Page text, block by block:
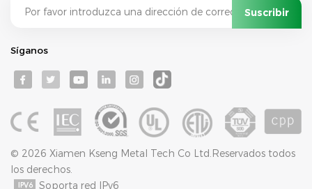
Síganos
© 2026 Xiamen Kseng Metal Tech Co Ltd.Reservados todos
los derechos.
Soporta red IPv6